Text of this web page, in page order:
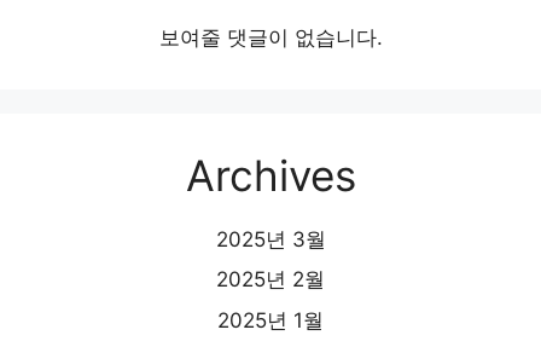
보여줄 댓글이 없습니다.
Archives
2025년 3월
2025년 2월
2025년 1월